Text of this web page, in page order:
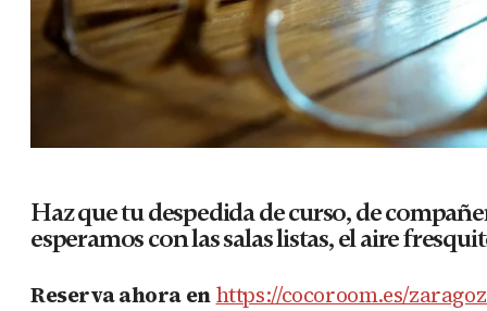
Haz que tu despedida de curso, de
esperamos con las salas listas, el aire
Reserva ahora enhttps://cocoroom.es/